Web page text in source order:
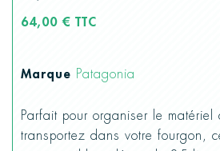
64,00 € TTC
Marque Patagonia
Parfait pour organiser le matériel
transportez dans votre fourgon,